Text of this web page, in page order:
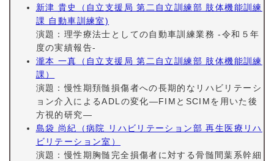
新津 貴史（自立支援局 第二自立訓練部 肢体機能訓練
課 自動車訓練室)
演題：理学療法士としての自動車訓練業務 -令和５年
度の実績報告-
瀧本 一真（自立支援局 第二自立訓練部 肢体機能訓練
課）
演題：慢性期頚髄損傷者への長期的なリハビリテーシ
ョン介入によるADLの変化―FIMとSCIMを用いた後
方視的研究―
島袋 尚紀（病院 リハビリテーション部 再生医療リハ
ビリテーション室）
演題：慢性期胸髄完全損傷者に対する骨髄間葉系幹細